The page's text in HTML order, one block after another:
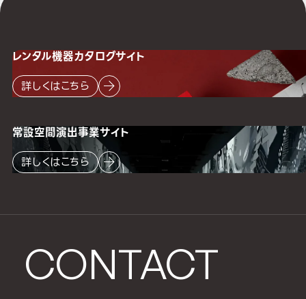
CONTACT
レンタル機器カタログサイト
詳しくはこちら
常設空間演出事業サイト
詳しくはこちら